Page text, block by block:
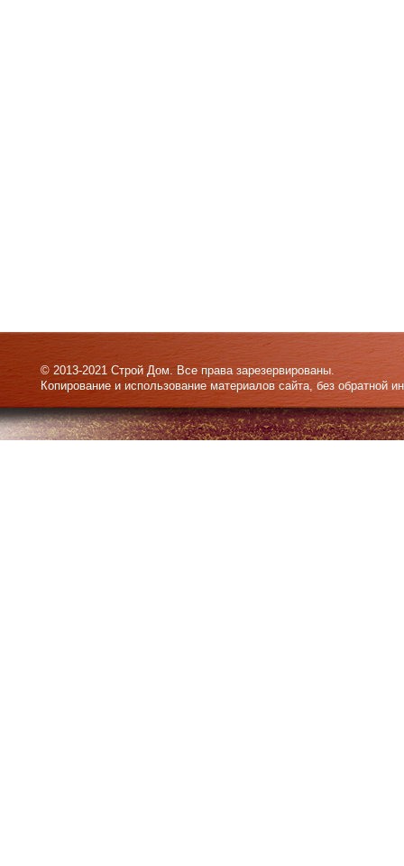
© 2013-2021 Строй Дом. Все права зарезервированы.
Копирование и использование материалов сайта, без обратной